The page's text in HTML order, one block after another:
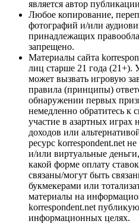
является автор
Любое копирование,
фотографий и/или
принадлежащих
запрещено.
Материалы сайта
лиц старше 21 года (21+).
может вызвать игровую
правила (принципы)
обнаружении первых
немедленно обратитесь к
участие в азартных играх
доходов или
ресурс korrespondent.net
и/или виртуальные
какой форме оплату
связаны/могут быть
букмекерами или
материалы на
korrespondent.net
информационных целях.